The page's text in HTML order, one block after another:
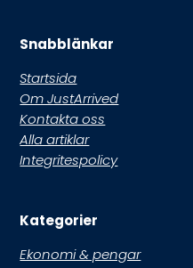
Snabblänkar
Startsida
Om JustArrived
Kontakta oss
Alla artiklar
Integritespolicy
Kategorier
Ekonomi & pengar